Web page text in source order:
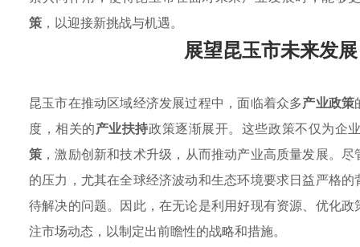
策 ，以迎接新挑战与机遇。
展望昆玉市未来发
昆玉市在推动区域经济发展过程中，面临着众多产业政策
度，相关的产业扶持政策逐渐展开。这些政策不仅为企
策 ，激励创新和技术升级，从而推动产业高质量发展。
的压力，尤其在全球经济波动和生态环境要求日益严格
待解决的问题。因此，在无论是利用好现有资源、优化
注市场动态，以制定出前瞻性的战略和措施。